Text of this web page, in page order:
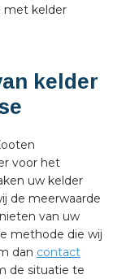
met kelder
kelder
voor het
uw kelder
de meerwaarde
van uw
methode die wij
dan contact
de situatie te